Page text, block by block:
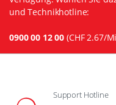
und Technikhotline:
0900 00 12 00 (CHF 2.67/
Support Hotline